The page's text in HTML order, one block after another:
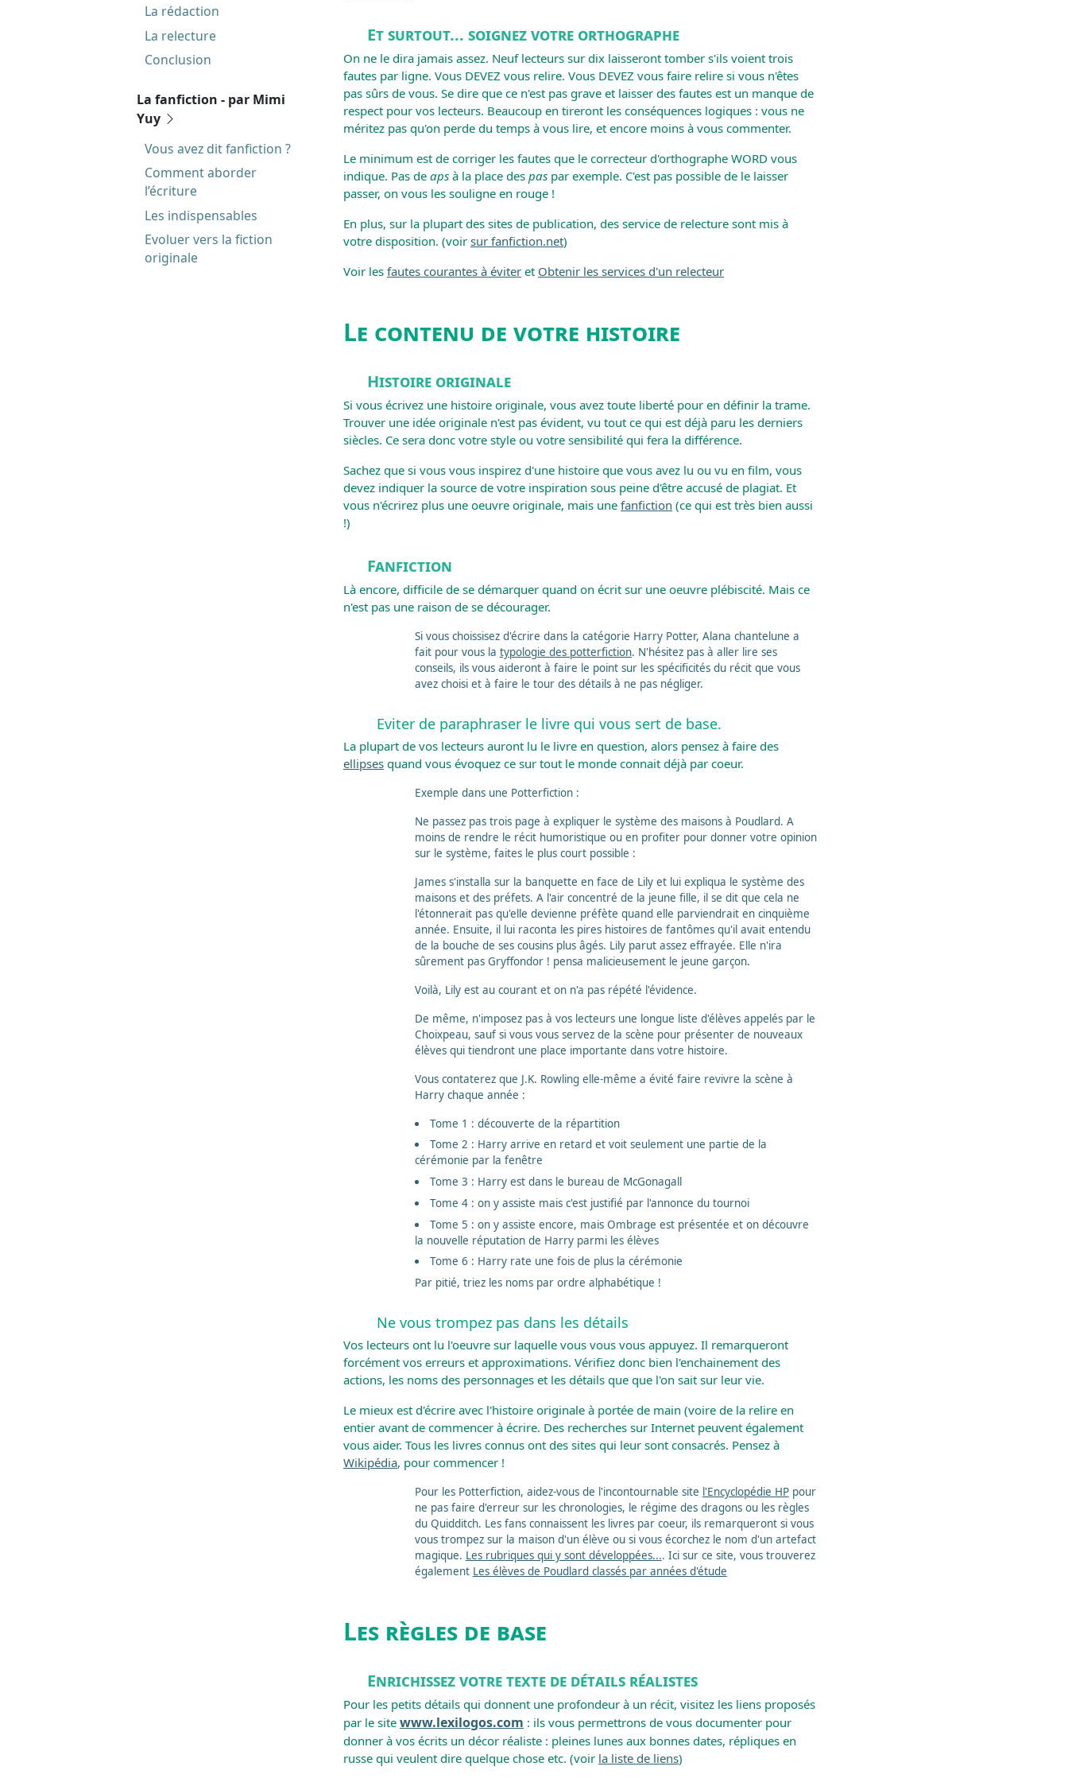
La rédaction
La relecture
Conclusion
La fanfiction - par Mimi
Yuy
Vous avez dit fanfiction ?
Comment aborder
l’écriture
Les indispensables
Evoluer vers la fiction
originale
Et surtout... soignez votre orthographe
On ne le dira jamais assez. Neuf lecteurs sur dix laisseront tomber s'ils voient trois
fautes par ligne. Vous DEVEZ vous relire. Vous DEVEZ vous faire relire si vous n'êtes
pas sûrs de vous. Se dire que ce n'est pas grave et laisser des fautes est un manque de
respect pour vos lecteurs. Beaucoup en tireront les conséquences logiques : vous ne
méritez pas qu'on perde du temps à vous lire, et encore moins à vous commenter.
Le minimum est de corriger les fautes que le correcteur d'orthographe WORD vous
indique. Pas de aps à la place des pas par exemple. C'est pas possible de le laisser
passer, on vous les souligne en rouge !
En plus, sur la plupart des sites de publication, des service de relecture sont mis à
votre disposition. (voir sur fanfiction.net)
Voir les fautes courantes à éviter et Obtenir les services d'un relecteur
Le contenu de votre histoire
Histoire originale
Si vous écrivez une histoire originale, vous avez toute liberté pour en définir la trame.
Trouver une idée originale n'est pas évident, vu tout ce qui est déjà paru les derniers
siècles. Ce sera donc votre style ou votre sensibilité qui fera la différence.
Sachez que si vous vous inspirez d'une histoire que vous avez lu ou vu en film, vous
devez indiquer la source de votre inspiration sous peine d'être accusé de plagiat. Et
vous n'écrirez plus une oeuvre originale, mais une fanfiction (ce qui est très bien aussi
!)
Fanfiction
Là encore, difficile de se démarquer quand on écrit sur une oeuvre plébiscité. Mais ce
n'est pas une raison de se décourager.
Si vous choissisez d'écrire dans la catégorie Harry Potter, Alana chantelune a
fait pour vous la typologie des potterfiction. N'hésitez pas à aller lire ses
conseils, ils vous aideront à faire le point sur les spécificités du récit que vous
avez choisi et à faire le tour des détails à ne pas négliger.
Eviter de paraphraser le livre qui vous sert de base.
La plupart de vos lecteurs auront lu le livre en question, alors pensez à faire des
ellipses quand vous évoquez ce sur tout le monde connait déjà par coeur.
Exemple dans une Potterfiction :
Ne passez pas trois page à expliquer le système des maisons à Poudlard. A
moins de rendre le récit humoristique ou en profiter pour donner votre opinion
sur le système, faites le plus court possible :
James s'installa sur la banquette en face de Lily et lui expliqua le système des
maisons et des préfets. A l'air concentré de la jeune fille, il se dit que cela ne
l'étonnerait pas qu'elle devienne préfète quand elle parviendrait en cinquième
année. Ensuite, il lui raconta les pires histoires de fantômes qu'il avait entendu
de la bouche de ses cousins plus âgés. Lily parut assez effrayée. Elle n'ira
sûrement pas Gryffondor ! pensa malicieusement le jeune garçon.
Voilà, Lily est au courant et on n'a pas répété l'évidence.
De même, n'imposez pas à vos lecteurs une longue liste d'élèves appelés par le
Choixpeau, sauf si vous vous servez de la scène pour présenter de nouveaux
élèves qui tiendront une place importante dans votre histoire.
Vous contaterez que J.K. Rowling elle-même a évité faire revivre la scène à
Harry chaque année :
Tome 1 : découverte de la répartition
Tome 2 : Harry arrive en retard et voit seulement une partie de la
cérémonie par la fenêtre
Tome 3 : Harry est dans le bureau de McGonagall
Tome 4 : on y assiste mais c'est justifié par l'annonce du tournoi
Tome 5 : on y assiste encore, mais Ombrage est présentée et on découvre
la nouvelle réputation de Harry parmi les élèves
Tome 6 : Harry rate une fois de plus la cérémonie
Par pitié, triez les noms par ordre alphabétique !
Ne vous trompez pas dans les détails
Vos lecteurs ont lu l'oeuvre sur laquelle vous vous vous appuyez. Il remarqueront
forcément vos erreurs et approximations. Vérifiez donc bien l'enchainement des
actions, les noms des personnages et les détails que que l'on sait sur leur vie.
Le mieux est d'écrire avec l'histoire originale à portée de main (voire de la relire en
entier avant de commencer à écrire. Des recherches sur Internet peuvent également
vous aider. Tous les livres connus ont des sites qui leur sont consacrés. Pensez à
Wikipédia, pour commencer !
Pour les Potterfiction, aidez-vous de l'incontournable site l'Encyclopédie HPpour
ne pas faire d'erreur sur les chronologies, le régime des dragons ou les règles
du Quidditch. Les fans connaissent les livres par coeur, ils remarqueront si vous
vous trompez sur la maison d'un élève ou si vous écorchez le nom d'un artefact
magique. Les rubriques qui y sont développées.... Ici sur ce site, vous trouverez
également Les élèves de Poudlard classés par années d'étude
Les règles de base
Enrichissez votre texte de détails réalistes
Pour les petits détails qui donnent une profondeur à un récit, visitez les liens proposés
par le site www.lexilogos.com : ils vous permettrons de vous documenter pour
donner à vos écrits un décor réaliste : pleines lunes aux bonnes dates, répliques en
russe qui veulent dire quelque chose etc. (voir la liste de liens)